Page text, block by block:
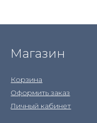
Магазин
Корзина
Оформить заказ
Личный кабинет